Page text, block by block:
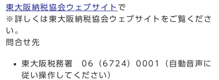
東大阪納税協会ウェブサイト で
※詳しくは東大阪納税協会ウェブサイトをご覧くださ
い。
問合せ先
東大阪税務署 06（6724）0001（自動音声に
従い操作してください）